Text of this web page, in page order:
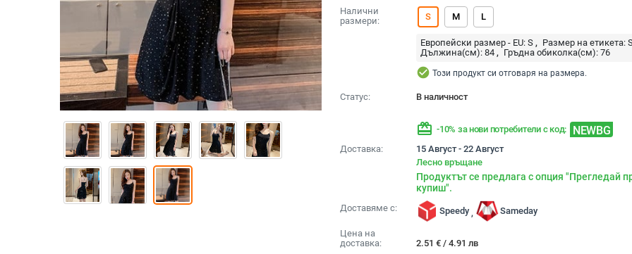
Налични
размери:
S M L
Европейски размер - EU: S Размер на етикета:
Дължина(см): 84 Гръдна обиколка(см): 76
check_circle Този продукт си отговаря на размера.
Статус: В наличност
redeem -10% за нови потребители с код: NEWBG
Доставка:
15 Август - 22 Август
Лесно връщане
Продуктът се предлага с опция "Прегледай
купиш".
Доставяме с: Speedy , Sameday
Цена на
доставка:
2.51 € / 4.91 лв